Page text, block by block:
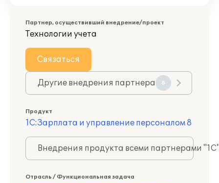
Партнер, осуществивший внедрение/проект
Технологии учета
Связаться
Другие внедрения партнера 8
Продукт
1С:Зарплата и управление персоналом 8
Внедрения продукта всеми партнерами
Отрасль / Функциональная задача